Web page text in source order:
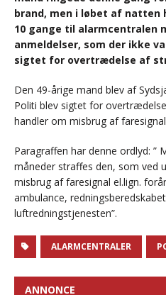
brand, men i løbet af natten
10 gange til alarmcentralen
anmeldelser, som der ikke
sigtet for overtrædelse af
Den 49-årige mand blev af
Politi blev sigtet for
handler om misbrug af
Paragraffen har denne ordlyd: ”
måneder straffes den, som ved
misbrug af faresignal el.lign.
ambulance,
luftredningstjenesten”.
ALARMCENTRALER
ANNONCE